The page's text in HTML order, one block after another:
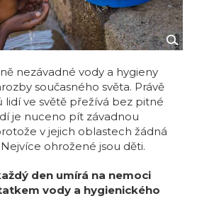
nezávadné vody a hygieny
současného světa. Právě
lidí ve světě přežívá bez pitné
je nuceno pít závadnou
v jejich oblastech žádná
ohrožené jsou děti.
den umírá na nemoci
vody a hygienického